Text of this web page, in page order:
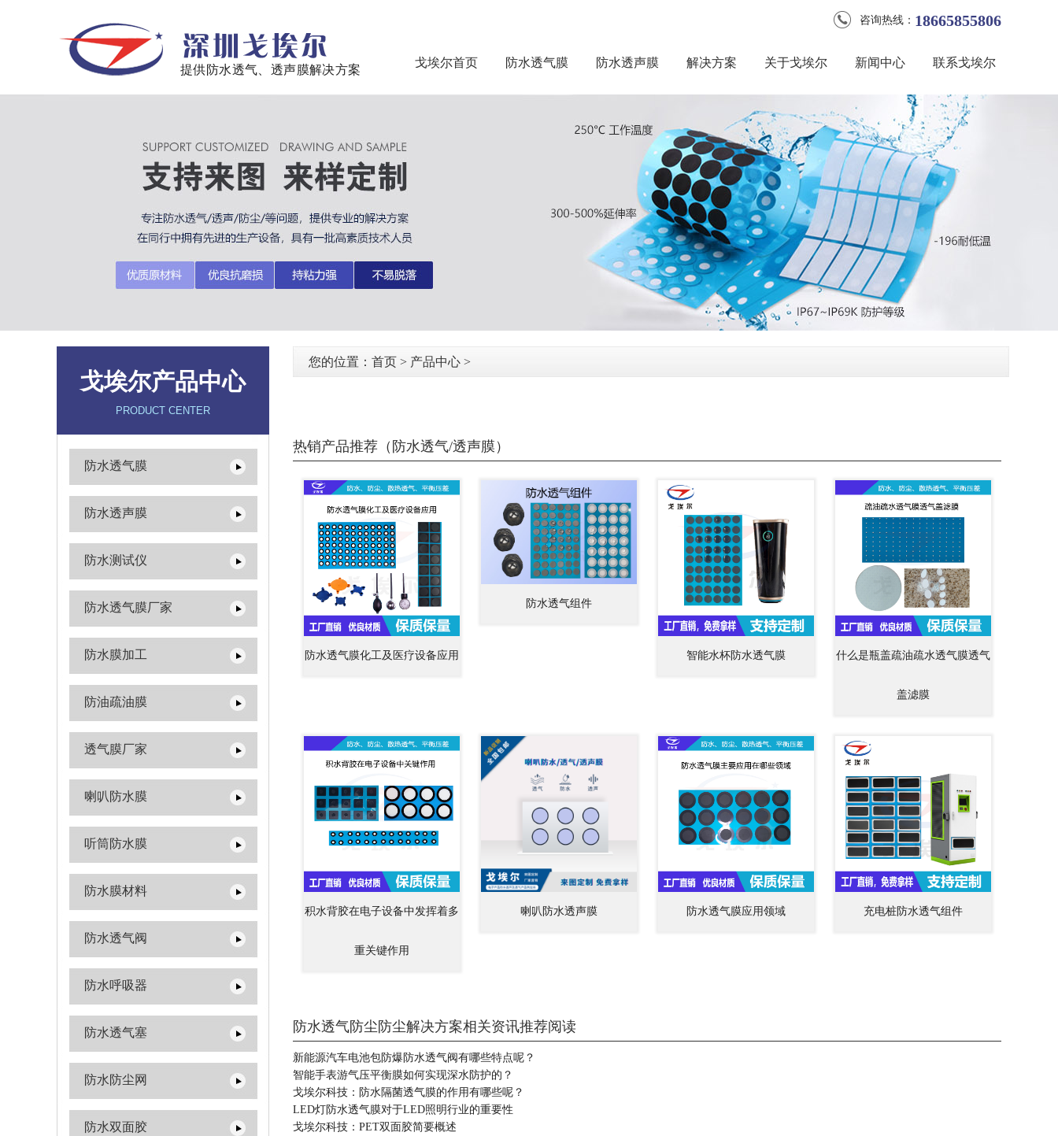
提供防水透气、透声膜解决方案
18665855806
咨询热线：
戈埃尔首页 防水透气膜 防水透声膜 解决方案 关于戈埃尔 新闻中心 联系戈埃尔
戈埃尔产品中心
PRODUCT CENTER
防水透气膜
防水透声膜
防水测试仪
防水透气膜厂家
防水膜加工
防油疏油膜
透气膜厂家
喇叭防水膜
听筒防水膜
防水膜材料
防水透气阀
防水呼吸器
防水透气塞
防水防尘网
防水双面胶
您的位置： 首页 > 产品中心 >
热销产品推荐（防水透气/透声膜）
防水透气膜化工及医疗设备应用
防水透气组件
智能水杯防水透气膜 什么是瓶盖疏油疏水透气膜透气
盖滤膜
积水背胶在电子设备中发挥着多
重关键作用
喇叭防水透声膜 防水透气膜应用领域 充电桩防水透气组件
防水透气防尘防尘解决方案相关资讯推荐阅读
新能源汽车电池包防爆防水透气阀有哪些特点呢？
智能手表游气压平衡膜如何实现深水防护的？
戈埃尔科技：防水隔菌透气膜的作用有哪些呢？
LED灯防水透气膜对于LED照明行业的重要性
戈埃尔科技：PET双面胶简要概述